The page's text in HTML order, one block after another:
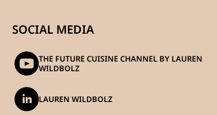
SOCIAL MEDIA
THE FUTURE CUISINE CHANNEL BY LAUREN
WILDBOLZ
LAUREN WILDBOLZ